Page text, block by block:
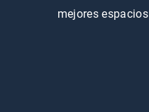
mejores espacios